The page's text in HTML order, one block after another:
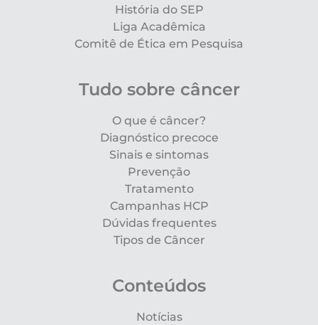
História do SEP
Liga Acadêmica
Comitê de Ética em Pesquisa
Tudo sobre câncer
O que é câncer?
Diagnóstico precoce
Sinais e sintomas
Prevenção
Tratamento
Campanhas HCP
Dúvidas frequentes
Tipos de Câncer
Conteúdos
Notícias